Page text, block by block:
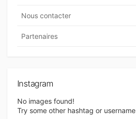
Nous contacter
Partenaires
Instagram
No images found!
Try some other hashtag or username